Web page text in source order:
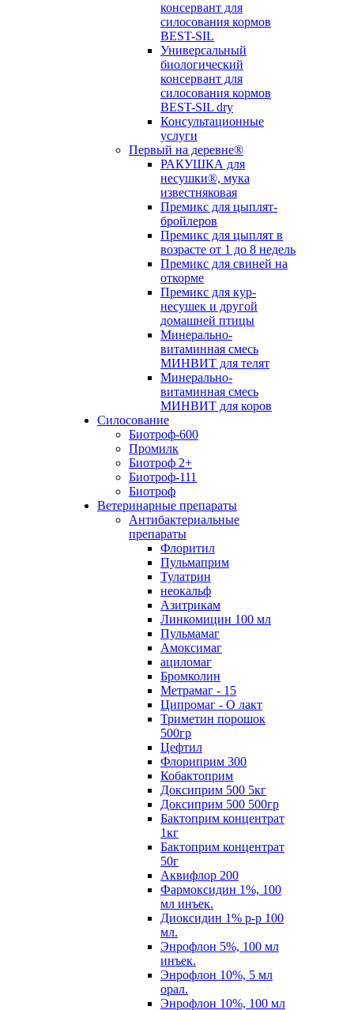
консервант для
силосования кормов
BEST-SIL
Универсальный
биологический
консервант для
силосования кормов
BEST-SIL dry
Консультационные
услуги
Первый на деревне®
РАКУШКА для
несушки®, мука
известняковая
Премикс для цыплят-
бройлеров
Премикс для цыплят в
возрасте от 1 до 8 недель
Премикс для свиней на
откорме
Премикс для кур-
несушек и другой
домашней птицы
Минерально-
витаминная смесь
МИНВИТ для телят
Минерально-
витаминная смесь
МИНВИТ для коров
Силосование
Биотроф-600
Промилк
Биотроф 2+
Биотроф-111
Биотроф
Ветеринарные препараты
Антибактериальные
препараты
Флоритил
Пульмаприм
Тулатрин
неокальф
Азитрикам
Линкомицин 100 мл
Пульмамаг
Амоксимаг
ациломаг
Бромколин
Метрамаг - 15
Ципромаг - О лакт
Триметин порошок
500гр
Цефтил
Флориприм 300
Кобактоприм
Доксиприм 500 5кг
Доксиприм 500 500гр
Бактоприм концентрат
1кг
Бактоприм концентрат
50г
Аквифлор 200
Фармоксидин 1%, 100
мл инъек.
Диоксидин 1% р-р 100
мл.
Энрофлон 5%, 100 мл
инъек.
Энрофлон 10%, 5 мл
орал.
Энрофлон 10%, 100 мл